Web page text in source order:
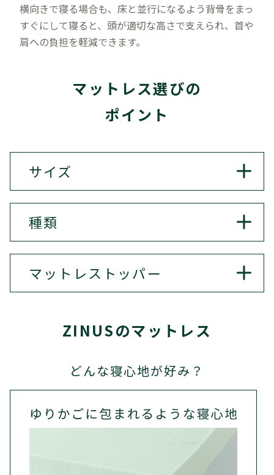
横向きで寝る場合も、床と並行になるよう背骨をまっ
すぐにして寝ると、頭が適切な高さで支えられ、首や
肩への負担を軽減できます。
マットレス選びの
ポイント
サイズ
マットレスは体の大きさに合わせて選ぶのがポイン
トです。身長プラス20cm〜25cmの長さ、肩幅の3倍
程度あると、ゆったりと寝返りも打て、心地よく眠れ
るでしょう。ふたり以上で使用する場合は、ダブル
サイズ以上を。ただし、相手の寝相や体の動きによ
って睡眠が阻害されてしまう場合は、シングルやセ
大きさ、体格、好みの寝心地なども考慮して、自分
にあったマットレスを選んでください。
○シングル：ひとり用の一般的なサイズ。ひとり暮
○セミダブル：ゆったりとしたひとり用サイズ。シ
ングルサイズよりも左右にゆとりがあるため、体の
大きい方や寝返りの激しい方におすすめのサイズで
種類
マットレスは寝心地をよくするだけでなく、寝てい
る間の体にかかる圧力を分散させる役割があります。
ZINUSでは、様々な硬さや素材のマットレスをご用
合わせて、ぴったりのマットレスをお選びいただけ
○低反発：柔らかく、体圧分散性に優れています。横
向きで寝ることが多い方にもおすすめです。
○高反発：ほどよい硬さがあり、しっかりと体を支
えて腰の落ち込みを抑えます。寝返りが多い方にもお
マットレス トッパー
ねて使うマットレスのことです。マットレスや敷布団
の寝心地が悪い、へたりが気になる。そんな時、今
段にアップ。硬すぎるマットレスには、低反発素材
の柔らかなマットレストッパーで触感チェンジ。柔
らかすぎるマットレスには、高反発素材の硬いマッ
トレストッパーで寝心地を改善。フィット感のある
ウレタン、吸湿放湿性に優れたウール、通気性のよ
いフェザーなど、様々な種類があるので、好みや季節
ZINUSのマットレス
どんな寝心地が好み？